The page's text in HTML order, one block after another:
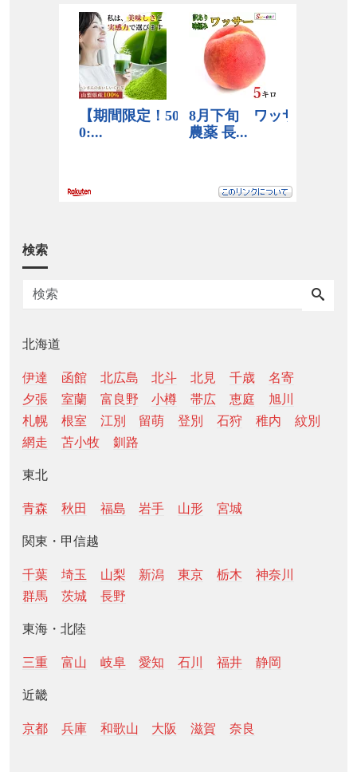
検索
北海道
伊達 函館 北広島 北斗 北見 千歳
名寄
夕張
室蘭 富良野 小樽 帯広 恵庭
旭川
札幌
根室 江別 留萌 登別 石狩 稚内
紋別
網走
苫小牧 釧路
東北
青森 秋田 福島 岩手 山形 宮城
関東・甲信越
千葉 埼玉 山梨 新潟 東京 栃木
神奈川
群馬
茨城 長野
東海・北陸
三重 富山 岐阜 愛知 石川 福井 静岡
近畿
京都 兵庫 和歌山 大阪 滋賀 奈良